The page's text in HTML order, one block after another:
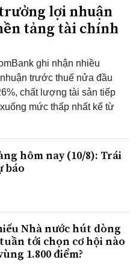
lợi nhuận
tảng tài chính
ghi nhận nhiều
trước thuế nửa đầu
chất lượng tài sản tiếp
mức thấp nhất kể từ
hôm nay (10/8): Trái
báo
Nhà nước hút dòng
tới chọn cơ hội nào
1.800 điểm?